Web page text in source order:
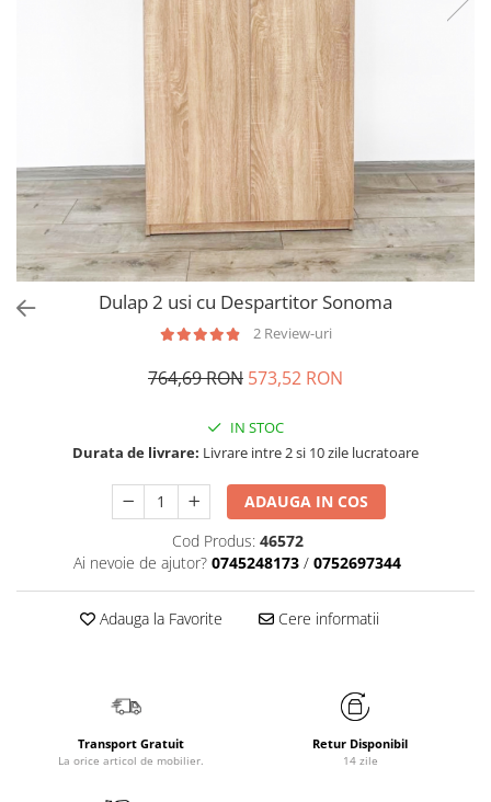
Dulap 2 usi cu Despartitor Sonoma
2 Review-uri
764,69 RON 573,52 RON
IN STOC
Durata de livrare: Livrare intre 2 si 10 zile lucratoare
ADAUGA IN COS
Cod Produs: 46572
Ai nevoie de ajutor? 0745248173 / 0752697344
Adauga la Favorite Cere informatii
Transport Gratuit
La orice articol de mobilier.
Retur Disponibil
14 zile